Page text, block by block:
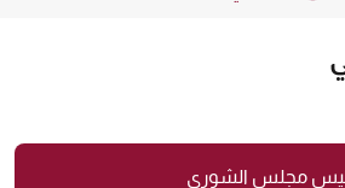
مجلس الشورى